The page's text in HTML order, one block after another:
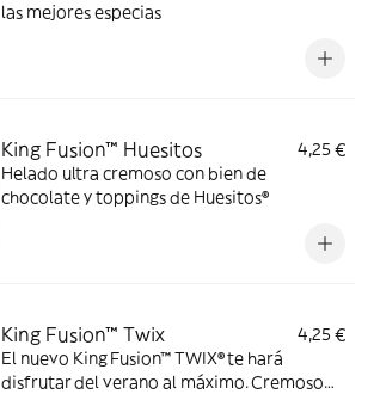
las mejores especias
King Fusion™ Huesitos
4,25 €
Helado ultra cremoso con bien de
chocolate y toppings de Huesitos®
King Fusion™ Twix
4,25 €
El nuevo King Fusion™ TWIX® te hará
disfrutar del verano al máximo. Cremoso